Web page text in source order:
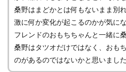
桑野はまどかとは何もないまま別
激に何か変化が起こるのかが気に
フレンドのおもちちゃんと一緒に
桑野はタツオだけではなく、おも
のがあるのではないかと思いました